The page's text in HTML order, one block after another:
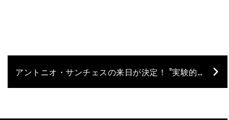
アントニオ・サンチェスの来日が決定！ ”実験的なプロジェクト”をライヴで再現!!